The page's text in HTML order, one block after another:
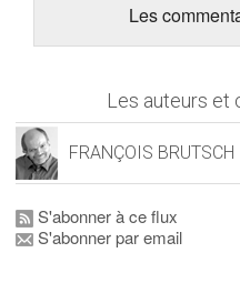
Les
Les auteurs et
FRANÇOIS BRUTSCH
S'abonner à ce flux
S'abonner par email